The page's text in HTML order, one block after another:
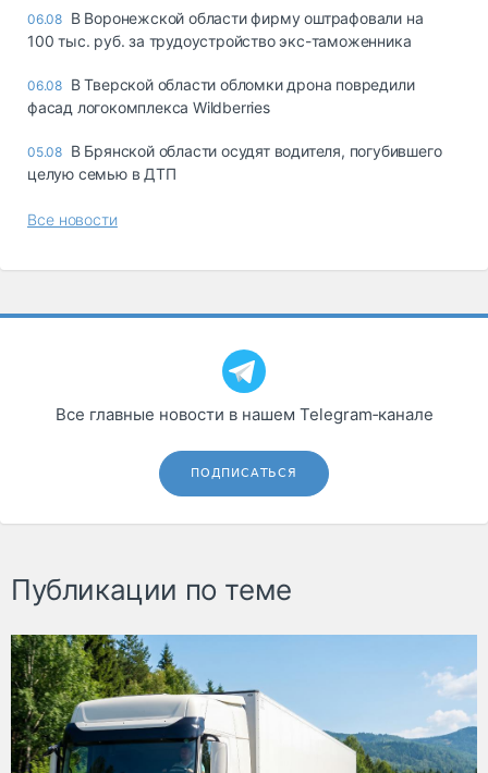
06.08 В Воронежской области фирму оштрафовали на
100 тыс. руб. за трудоустройство экс-таможенника
06.08 В Тверской области обломки дрона повредили
фасад логокомплекса Wildberries
05.08 В Брянской области осудят водителя, погубившего
целую семью в ДТП
Все новости
Все главные новости в нашем Telegram‑канале
ПОДПИСАТЬСЯ
Публикации по теме